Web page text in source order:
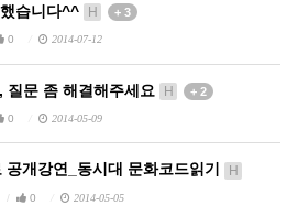
습니다^^ H + 3
0 2014-07-12
질문 좀 해결해주세요 H + 2
0 2014-05-09
개강연_동시대 문화코드읽기 H
0 2014-05-05